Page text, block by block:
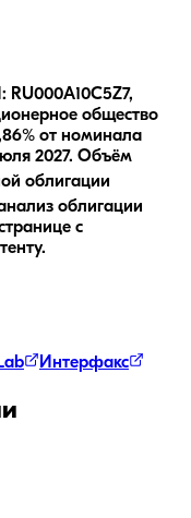
общество
от номинала
2027. Объём
облигации
облигации
с
Интерфакс